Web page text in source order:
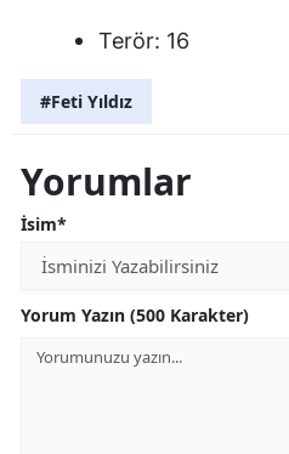
Terör: 16
#Feti Yıldız
Yorumlar
İsim*
Yorum Yazın (500 Karakter)